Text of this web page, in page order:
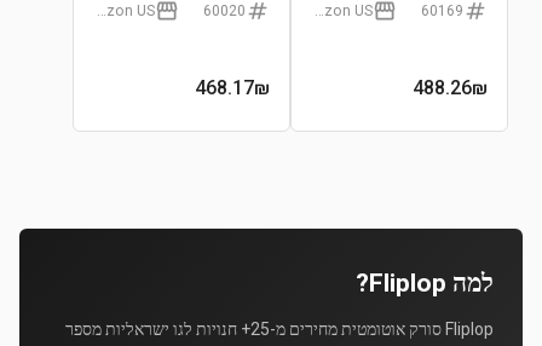
60169
488.26₪
60020
468.17₪
למה Fliplop?
Fliplop סורק אוטומטית מחירים מ-25+ חנויות לגו ישראליות מספר